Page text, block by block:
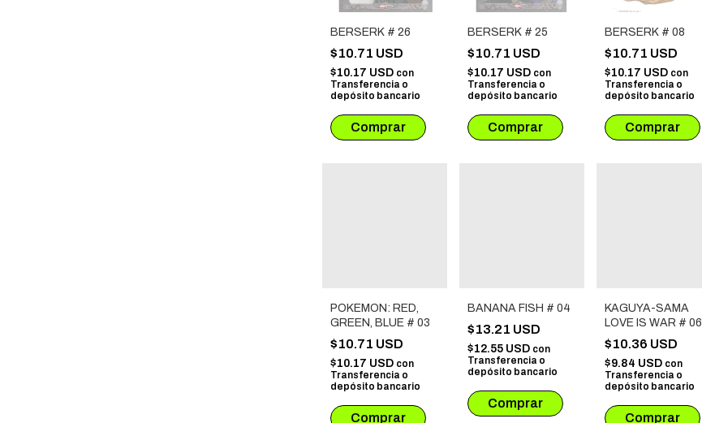
BERSERK # 26
$10.71 USD
$10.17 USD con
Transferencia o
depósito bancario
BERSERK # 25
$10.71 USD
$10.17 USD con
Transferencia o
depósito bancario
BERSERK # 08
$10.71 USD
$10.17 USD con
Transferencia o
depósito bancario
POKEMON: RED,
GREEN, BLUE # 03
$10.71 USD
$10.17 USD con
Transferencia o
depósito bancario
BANANA FISH # 04
$13.21 USD
$12.55 USD con
Transferencia o
depósito bancario
KAGUYA-SAMA
LOVE IS WAR # 06
$10.36 USD
$9.84 USD con
Transferencia o
depósito bancario